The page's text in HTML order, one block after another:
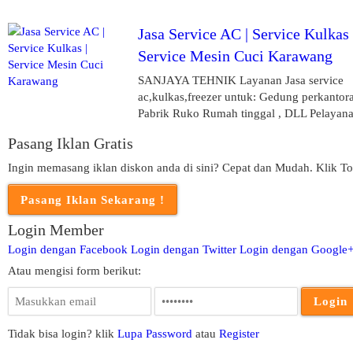
Jasa Service AC | Service Kulkas
Service Mesin Cuci Karawang
SANJAYA TEHNIK Layanan Jasa service
ac,kulkas,freezer untuk: Gedung
Pabrik Ruko Rumah tinggal , DLL
Pasang Iklan Gratis
Ingin memasang iklan diskon anda di sini? Cepat dan Mudah. Klik
Login Member
Login dengan Facebook Login dengan Twitter Login dengan Google+
Atau mengisi form berikut:
Tidak bisa login? klik Lupa Password atau Register